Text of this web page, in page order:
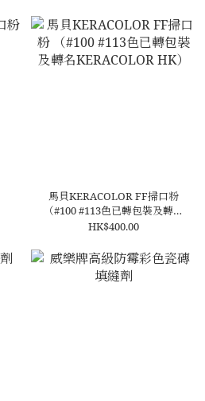
馬貝KERACOLOR FF掃口粉
（#100 #113色已轉包裝及轉名
KERACOLOR HK）
HK$400.00